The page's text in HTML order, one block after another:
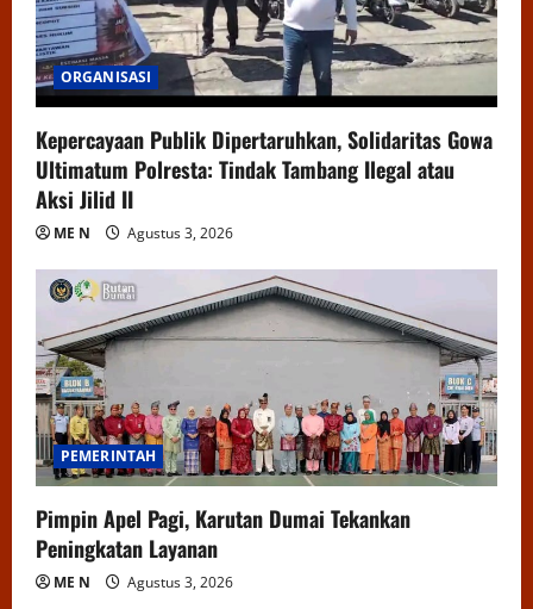
ORGANISASI
Kepercayaan Publik Dipertaruhkan, Solidaritas Gowa
Ultimatum Polresta: Tindak Tambang Ilegal atau
Aksi Jilid II
ME N Agustus 3, 2026
PEMERINTAH
Pimpin Apel Pagi, Karutan Dumai Tekankan
Peningkatan Layanan
ME N Agustus 3, 2026